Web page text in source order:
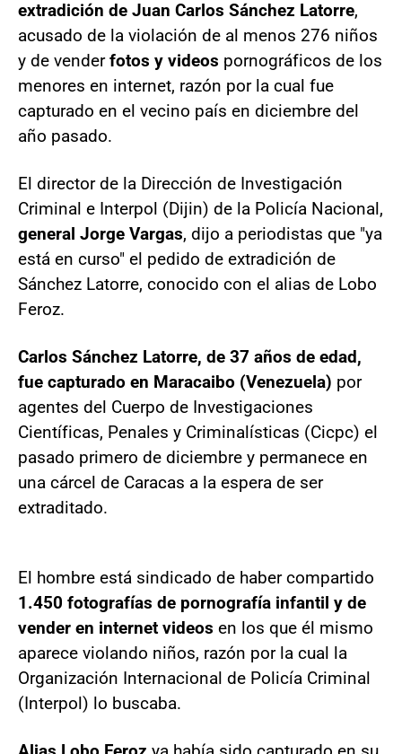
extradición de Juan Carlos Sánchez Latorre,
acusado de la violación de al menos 276 niños
y de venderfotos y videos pornográficos de los
menores en internet, razón por la cual fue
capturado en el vecino país en diciembre del
año pasado.
El director de la Dirección de Investigación
Criminal e Interpol (Dijin) de la Policía Nacional,
general Jorge Vargas, dijo a periodistas que "ya
está en curso" el pedido de extradición de
Sánchez Latorre, conocido con el alias de Lobo
Feroz.
Carlos Sánchez Latorre, de 37 años de edad,
fue capturado en Maracaibo (Venezuela) por
agentes del Cuerpo de Investigaciones
Científicas, Penales y Criminalísticas (Cicpc) el
pasado primero de diciembre y permanece en
una cárcel de Caracas a la espera de ser
extraditado.
El hombre está sindicado de haber compartido
1.450 fotografías de pornografía infantil y de
vender en internet videos en los que él mismo
aparece violando niños, razón por la cual la
Organización Internacional de Policía Criminal
(Interpol) lo buscaba.